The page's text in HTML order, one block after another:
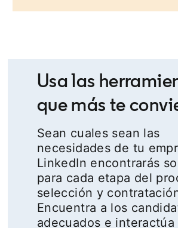
Usa las
que más te
Sean cuales sean las
necesidades de tu
LinkedIn encontrarás
para cada etapa del
selección y
Encuentra a los
adecuados e interactúa